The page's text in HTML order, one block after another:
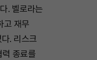
. 벨로라는
고 재무
. 리스크
종료를